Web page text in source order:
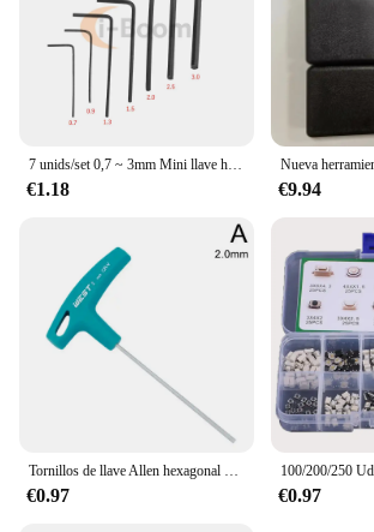
€1.18 €9.94
€0.97 €0.97